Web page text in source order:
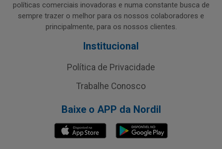
políticas comerciais inovadoras e numa constante busca de
sempre trazer o melhor para os nossos colaboradores e
principalmente, para os nossos clientes.
Institucional
Política de Privacidade
Trabalhe Conosco
Baixe o APP da Nordil